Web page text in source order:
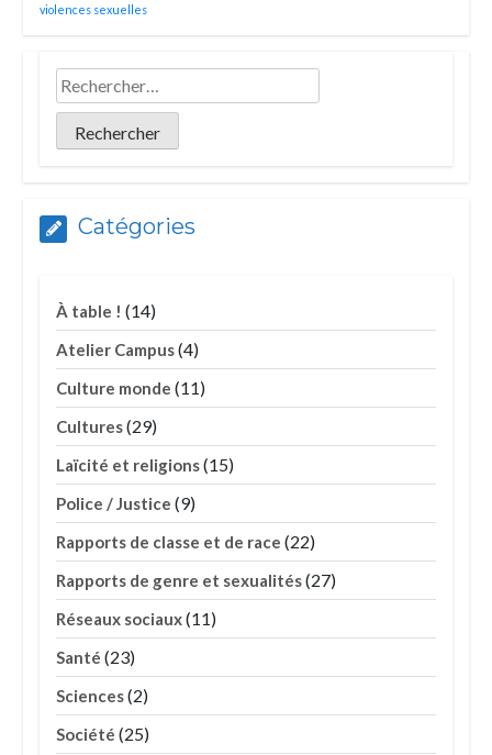
violences sexuelles
Catégories
À table ! (14)
Atelier Campus(4)
Culture monde (11)
Cultures(29)
Laïcité et religions(15)
Police / Justice (9)
Rapports de classe et de race (22)
Rapports de genre et sexualités(27)
Réseaux sociaux(11)
Santé (23)
Sciences(2)
Société (25)